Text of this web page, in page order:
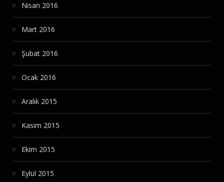
Nisan 2016
Mart 2016
Şubat 2016
Ocak 2016
Aralık 2015
Kasım 2015
Ekim 2015
Eylül 2015